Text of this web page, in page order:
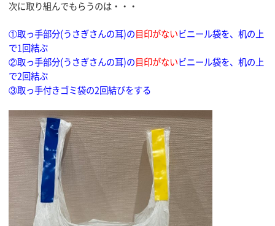
次に取り組んでもらうのは・・・
①取っ手部分(うさぎさんの耳)の目印がないビニール袋を、机の上
で1回結ぶ
②取っ手部分(うさぎさんの耳)の目印がないビニール袋を、机の上
で2回結ぶ
③取っ手付きゴミ袋の2回結びをする